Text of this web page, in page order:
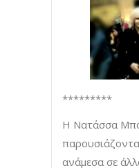
*********
Η Νατάσσα
ανάμεσα σε